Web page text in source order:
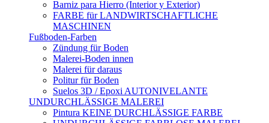
Barniz para Hierro (Interior y Exterior)
FARBE für LANDWIRTSCHAFTLICHE
MASCHINEN
Fußboden-Farben
Zündung für Boden
Malerei-Boden innen
Malerei für daraus
Politur für Boden
Suelos 3D / Epoxi AUTONIVELANTE
UNDURCHLÄSSIGE MALEREI
Pintura KEINE DURCHLÄSSIGE FARBE